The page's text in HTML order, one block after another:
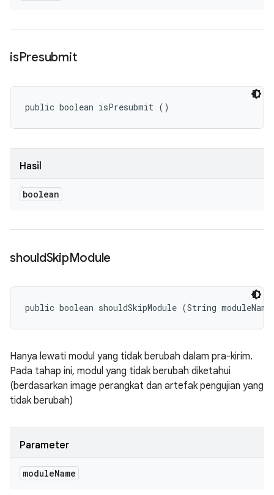
isPresubmit
public boolean isPresubmit ()
Hasil
boolean
shouldSkipModule
public boolean shouldSkipModule (String
Hanya lewati modul yang tidak berubah dalam pra-kirim.
Pada tahap ini, modul yang tidak berubah diketahui
(berdasarkan image perangkat dan artefak pengujian yang
tidak berubah)
Parameter
moduleName